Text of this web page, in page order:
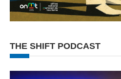
THE SHIFT PODCAST